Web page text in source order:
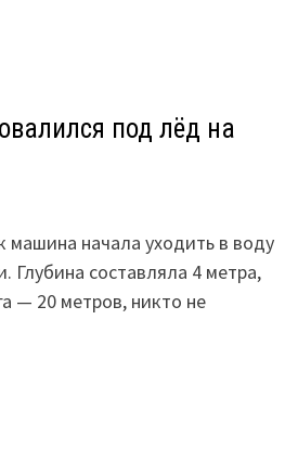
под лёд на
машина начала уходить в воду
Глубина составляла 4 метра,
— 20 метров, никто не